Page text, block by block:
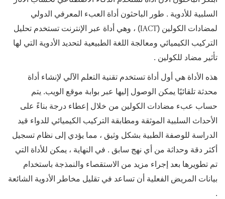
السلبية للأدوية . طور الباحثون أداة العبء المعرفي الدولي
لمضادات الكولين (IACT) ، وهي أداة عبر الإنترنت تستخدم تحليل
التركيب الكيميائي ومعالجة اللغة الطبيعية لتحديد الأدوية التي لها
تأثير مضاد للكولين .
هذه الأداة هي أول أداة تستخدم تقنية التعلم الآلي لإنشاء أداة
محدثة تلقائيًا يمكن الوصول إليها عبر بوابة موقع الويب. يتم
حساب عبء مضادات الكولين من خلال إعطاء درجة بناءً على
الأحداث السلبية الموثقة ومطابقة التركيب الكيميائي للدواء قيد
الدراسة للوصفة الطبية بشكل وثيق ، مما يؤدي إلى نظام تسجيل
أكثر دقة وحداثة من أي نهج سابق . في النهاية ، يمكن للأداة التي
تم تطويرها بعد إجراء مزيد من الاستقصاء والنمذجة باستخدام
بيانات المريض الفعلية أن تساعد في تقليل مخاطر الأدوية الشائعة
.